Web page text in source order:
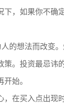
，如果你不确
的想法而改变
。投资最忌讳
始。
在买入点出现